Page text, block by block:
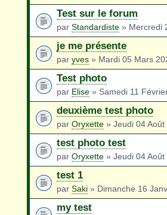
Test sur le forum
par Standardiste » Mercredi
je me présente
par yves » Mardi 05 Mars
Test photo
par Elise » Samedi 11
deuxième test photo
par Oryxette » Jeudi 04
test photo test
par Oryxette » Jeudi 04
test 1
par Saki » Dimanche 16
my test